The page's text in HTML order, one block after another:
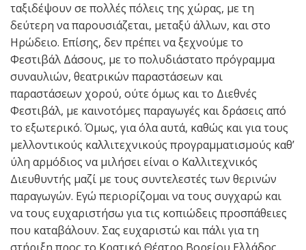
ταξιδέψουν σε πολλές πόλεις της χώρας, με τη
δεύτερη να παρουσιάζεται, μεταξύ άλλων, και στο
Ηρώδειο. Επίσης, δεν πρέπει να ξεχνούμε το
Φεστιβάλ Δάσους, με το πολυδιάστατο πρόγραμμα
συναυλιών, θεατρικών παραστάσεων και
παραστάσεων χορού, ούτε όμως και το Διεθνές
Φεστιβάλ, με καινοτόμες παραγωγές και δράσεις από
το εξωτερικό. Όμως, για όλα αυτά, καθώς και για τους
μελλοντικούς καλλιτεχνικούς προγραμματισμούς καθ’
ύλη αρμόδιος να μιλήσει είναι ο Καλλιτεχνικός
Διευθυντής μαζί με τους συντελεστές των θερινών
παραγωγών. Εγώ περιορίζομαι να τους συγχαρώ και
να τους ευχαριστήσω για τις κοπιώδεις προσπάθειες
που καταβάλουν. Σας ευχαριστώ και πάλι για τη